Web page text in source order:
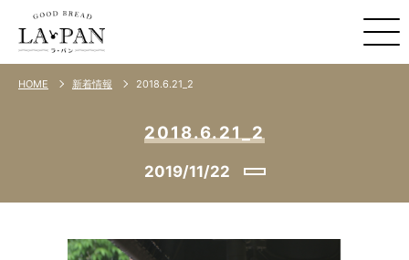
HOME 新着情報 2018.6.21_2
2018.6.21_2
2019/11/22